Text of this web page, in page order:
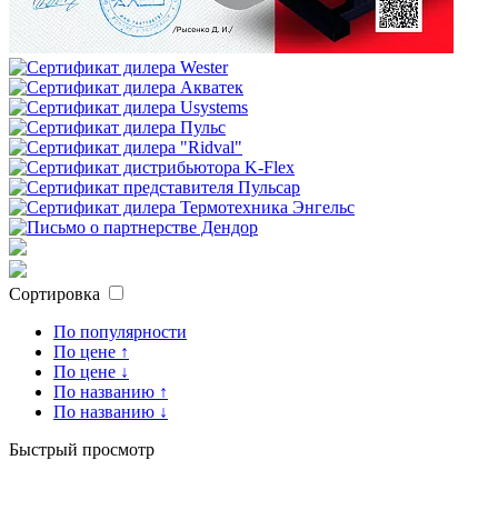
Сортировка
По популярности
По цене ↑
По цене ↓
По названию ↑
По названию ↓
Быстрый просмотр